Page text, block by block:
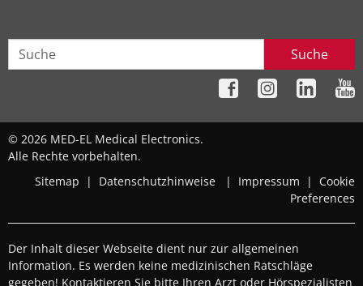
Suche
© 2026 MED-EL Medical Electronics.
Alle Rechte vorbehalten.
Sitemap
| Datenschutzhinweise | Impressum | Cookie
Preferences
Der Inhalt dieser Webseite dient nur zur allgemeinen
Information. Es werden keine medizinischen Ratschläge
gegeben! Kontaktieren Sie bitte Ihren Arzt oder Hörspezialisten